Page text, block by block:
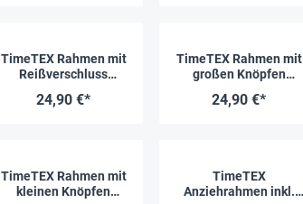
TimeTEX Rahmen mit
Reißverschluss
24,90 €*
TimeTEX Rahmen mit
großen Knöpfen
24,90 €*
TimeTEX Rahmen mit
kleinen Knöpfen
TimeTEX
Anziehrahmen inkl.